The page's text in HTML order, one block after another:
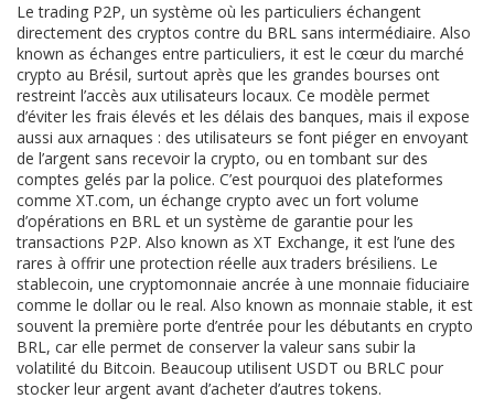
Letrading P2P, un système où les particuliers échangent
directement des cryptos contre du BRL sans intermédiaire. Also
known as échanges entre particuliers, it est le cœur du marché
crypto au Brésil, surtout après que les grandes bourses ont
restreint l’accès aux utilisateurs locaux. Ce modèle permet
d’éviter les frais élevés et les délais des banques, mais il expose
aussi aux arnaques : des utilisateurs se font piéger en envoyant
de l’argent sans recevoir la crypto, ou en tombant sur des
comptes gelés par la police. C’est pourquoi des plateformes
comme XT.com, un échange crypto avec un fort volume
d’opérations en BRL et un système de garantie pour les
transactions P2P. Also known as XT Exchange, it est l’une des
rares à offrir une protection réelle aux traders brésiliens. Le
stablecoin, une cryptomonnaie ancrée à une monnaie fiduciaire
comme le dollar ou le real. Also known as monnaie stable, it est
souvent la première porte d’entrée pour les débutants en crypto
BRL, car elle permet de conserver la valeur sans subir la
volatilité du Bitcoin. Beaucoup utilisent USDT ou BRLC pour
stocker leur argent avant d’acheter d’autres tokens.